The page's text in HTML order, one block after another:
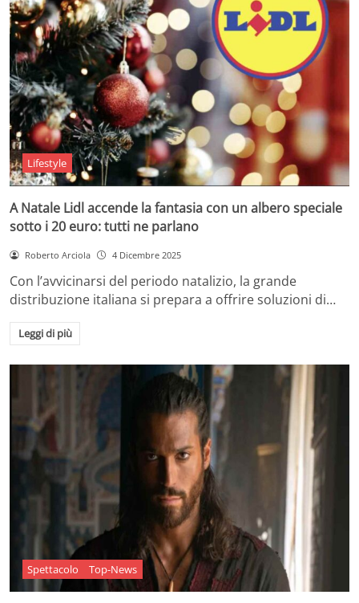
Lifestyle
A Natale Lidl accende la fantasia con un albero speciale
sotto i 20 euro: tutti ne parlano
Roberto Arciola 4 Dicembre 2025
Con l’avvicinarsi del periodo natalizio, la grande
distribuzione italiana si prepara a offrire soluzioni di…
Leggi di più
Spettacolo Top-News